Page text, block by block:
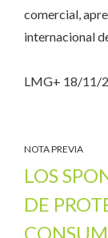
comercial,
internacional
LMG+ 18/11/
NOTA PREVIA
LOS
DE